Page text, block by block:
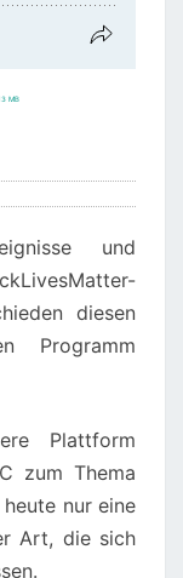
MB
und
diesen
Programm
Plattform
zum Thema
nur eine
Art, die sich